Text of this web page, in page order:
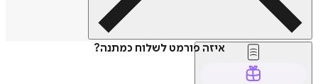
איזה פורמט לשלוח כמתנה?